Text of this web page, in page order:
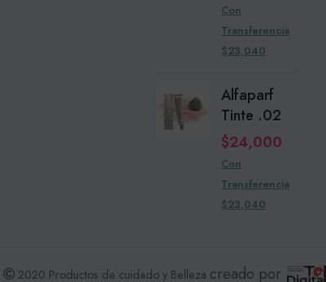
Con
Transferencia
$23,040
Alfaparf
Tinte .02
$24,000
Con
Transferencia
$23,040
2020 Productos de cuidado y Belleza creado por